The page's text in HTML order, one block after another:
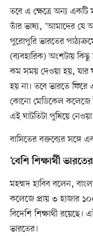
তবে এ ক্ষেত্রে অন্য একটি
তাঁর ভাষ্য, ‘আমাদের যে
পুরোপুরি ভারতের
(ব্যবহারিক) অংশটায়
কম সময় দেওয়া হয়, যার
হয় না। তবে ভারতে
কোনো মেডিকেল কলেজে
এই ঘাটতিটা পুষিয়ে নেওয়া
বাসিতের বক্তব্যের সঙ্গে
‘বেশি শিক্ষার্থী
মহম্মদ হাবিব বলেন,
কলেজে প্রায় ৩ হাজার
বিদেশি শিক্ষার্থী রয়েছে।
ভারতের।